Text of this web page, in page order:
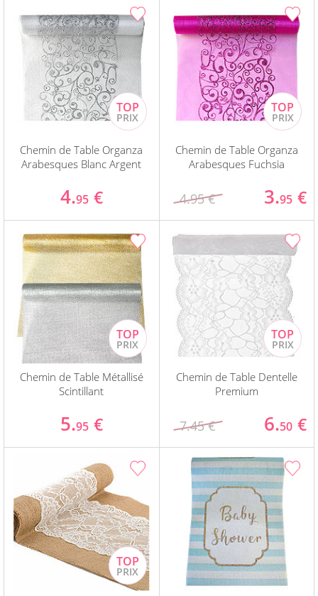
Chemin de Table Organza
Arabesques Blanc Argent
4.95 €
Chemin de Table Organza
Arabesques Fuchsia
4.95 € 3.95 €
Chemin de Table Métallisé
Scintillant
5.95 €
Chemin de Table Dentelle
Premium
7.45 € 6.50 €